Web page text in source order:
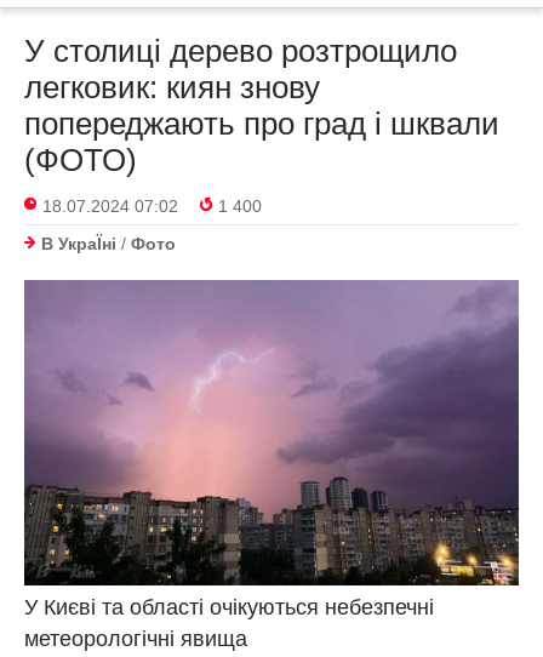
У столиці дерево розтрощило
легковик: киян знову
попереджають про град і шквали
(ФОТО)
18.07.2024 07:02
1 400
В УкраЇнi / Фото
У Києві та області очікуються небезпечні
метеорологічні явища